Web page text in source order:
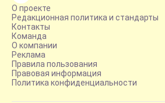
О проекте
Редакционная политика и стандарты
Контакты
Команда
О компании
Реклама
Правила пользования
Правовая информация
Политика конфиденциальности